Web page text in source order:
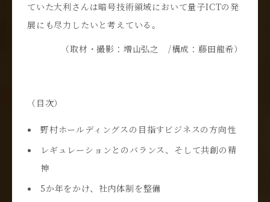
ていた大利さんは暗号技術領域において量子ICTの発
展にも尽力したいと考えている。
（取材・撮影：増山弘之 /構成：藤田龍希）
（目次）
野村ホールディングスの目指すビジネスの方向性
レギュレーションとのバランス、そして共創の精
神
5か年をかけ、社内体制を整備